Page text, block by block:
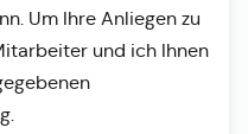
Um Ihre Anliegen zu
und ich Ihnen